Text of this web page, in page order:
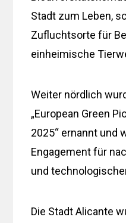
Stadt zum Leben,
Zufluchtsorte für
einheimische
Weiter nördlich
„European Green
2025“ ernannt und
Engagement für
und
Die Stadt Alicante